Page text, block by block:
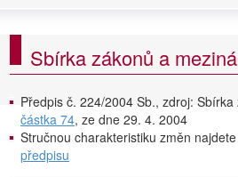
Sbírka zákonů a
Předpis č. 224/2004 Sb., zdroj:
částka 74, ze dne 29. 4. 2004
Stručnou charakteristiku změn
předpisu